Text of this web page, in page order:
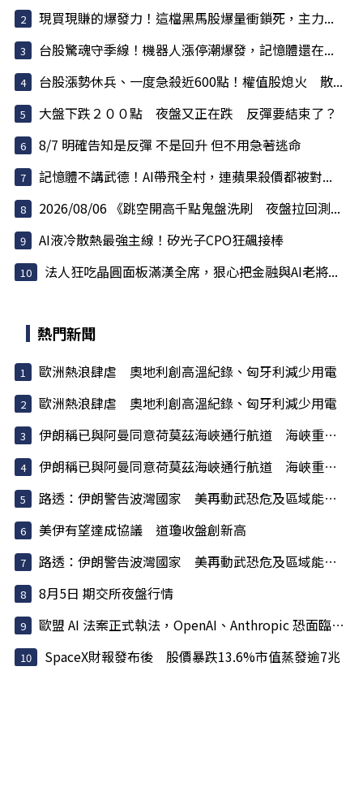
現買現賺的爆發力！這檔黑馬股爆量衝鎖死，主力...
台股驚魂守季線！機器人漲停潮爆發，記憶體還在...
台股漲勢休兵、一度急殺近600點！權值股熄火 散...
大盤下跌２００點 夜盤又正在跌 反彈要結束了？
8/7 明確告知是反彈 不是回升 但不用急著逃命
記憶體不講武德！AI帶飛全村，連蘋果殺價都被對...
2026/08/06 《跳空開高千點鬼盤洗刷 夜盤拉回測...
AI液冷散熱最強主線！矽光子CPO狂飆接棒
法人狂吃晶圓面板滿漢全席，狠心把金融與AI老將...
熱門新聞
歐洲熱浪肆虐 奧地利創高溫紀錄、匈牙利減少用電
歐洲熱浪肆虐 奧地利創高溫紀錄、匈牙利減少用電
伊朗稱已與阿曼同意荷莫茲海峽通行航道 海峽重開與否取...
伊朗稱已與阿曼同意荷莫茲海峽通行航道 海峽重開與否取...
路透：伊朗警告波灣國家 美再動武恐危及區域能源設施
美伊有望達成協議 道瓊收盤創新高
路透：伊朗警告波灣國家 美再動武恐危及區域能源設施
8月5日 期交所夜盤行情
歐盟 AI 法案正式執法，OpenAI、Anthropic 恐面臨天價罰款
SpaceX財報發布後 股價暴跌13.6%市值蒸發逾7兆